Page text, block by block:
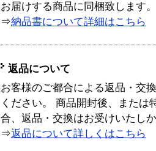
お届けする商品に同梱致します。
⇒納品書について詳細はこちら
返品について
お客様のご都合による返品・交
ください。 商品開封後、または
合、返品・交換はお受けいたし
⇒返品について詳しくはこちら